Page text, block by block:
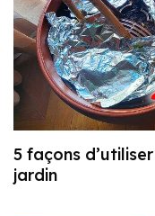
5 façons
jardin